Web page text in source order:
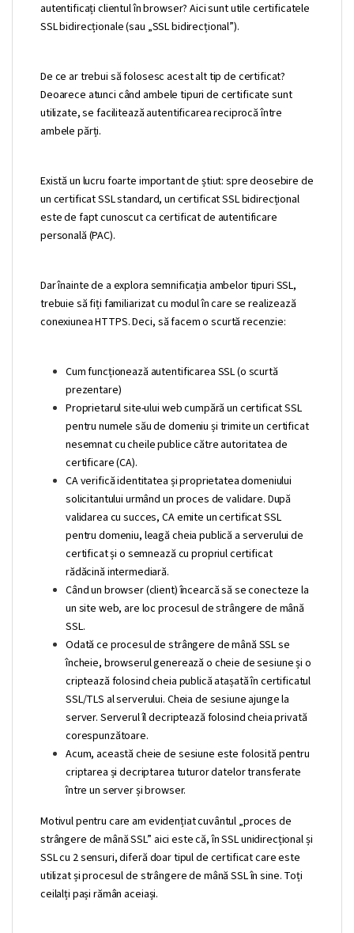
autentificați clientul în browser? Aici sunt utile certificatele
SSL bidirecționale (sau „SSL bidirecțional”).
De ce ar trebui să folosesc acest alt tip de certificat?
Deoarece atunci când ambele tipuri de certificate sunt
utilizate, se facilitează autentificarea reciprocă între
ambele părți.
Există un lucru foarte important de știut: spre deosebire de
un certificat SSL standard, un certificat SSL bidirecțional
este de fapt cunoscut ca certificat de autentificare
personală (PAC).
Dar înainte de a explora semnificația ambelor tipuri SSL,
trebuie să fiți familiarizat cu modul în care se realizează
conexiunea HTTPS. Deci, să facem o scurtă recenzie:
Cum funcționează autentificarea SSL (o scurtă
prezentare)
Proprietarul site-ului web cumpără un certificat SSL
pentru numele său de domeniu și trimite un certificat
nesemnat cu cheile publice către autoritatea de
certificare (CA).
CA verifică identitatea și proprietatea domeniului
solicitantului urmând un proces de validare. După
validarea cu succes, CA emite un certificat SSL
pentru domeniu, leagă cheia publică a serverului de
certificat și o semnează cu propriul certificat
rădăcină intermediară.
Când un browser (client) încearcă să se conecteze la
un site web, are loc procesul de strângere de mână
SSL.
Odată ce procesul de strângere de mână SSL se
încheie, browserul generează o cheie de sesiune și o
criptează folosind cheia publică atașată în certificatul
SSL/TLS al serverului. Cheia de sesiune ajunge la
server. Serverul îl decriptează folosind cheia privată
corespunzătoare.
Acum, această cheie de sesiune este folosită pentru
criptarea și decriptarea tuturor datelor transferate
între un server și browser.
Motivul pentru care am evidențiat cuvântul „proces de
strângere de mână SSL” aici este că, în SSL unidirecțional și
SSL cu 2 sensuri, diferă doar tipul de certificat care este
utilizat și procesul de strângere de mână SSL în sine. Toți
ceilalți pași rămân aceiași.